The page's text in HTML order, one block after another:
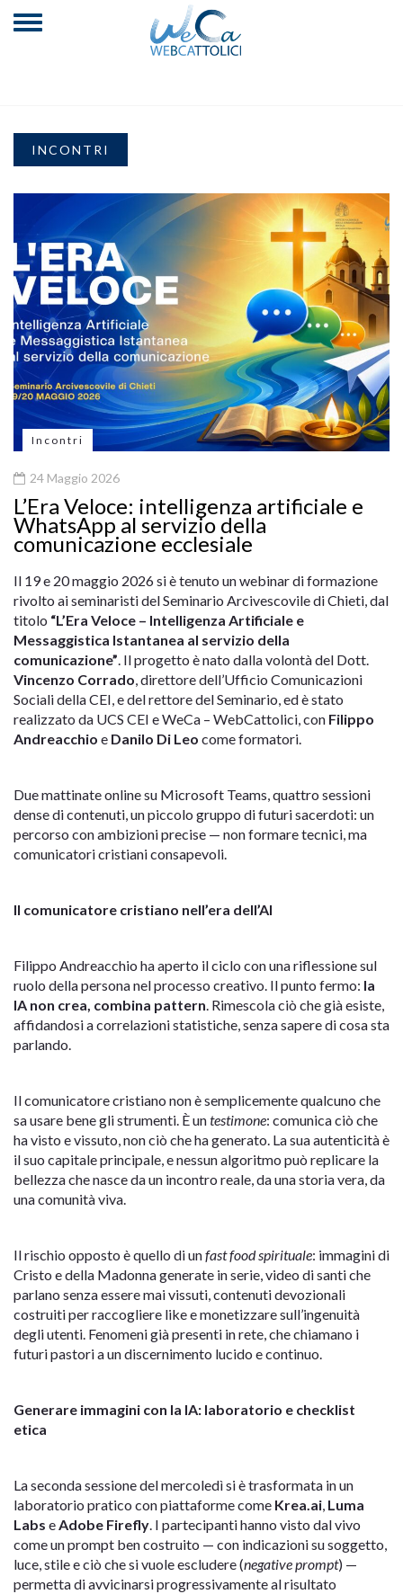
INCONTRI
Incontri
24 Maggio 2026
L’Era Veloce: intelligenza artificiale e
WhatsApp al servizio della
comunicazione ecclesiale
Il 19 e 20 maggio 2026 si è tenuto un webinar di formazione
rivolto ai seminaristi del Seminario Arcivescovile di Chieti, dal
titolo “L’Era Veloce – Intelligenza Artificiale e
Messaggistica Istantanea al servizio della
comunicazione”. Il progetto è nato dalla volontà del Dott.
Vincenzo Corrado, direttore dell’Ufficio Comunicazioni
Sociali della CEI, e del rettore del Seminario, ed è stato
realizzato da UCS CEI e WeCa – WebCattolici, con Filippo
Andreacchio e Danilo Di Leo come formatori.
Due mattinate online su Microsoft Teams, quattro sessioni
dense di contenuti, un piccolo gruppo di futuri sacerdoti: un
percorso con ambizioni precise — non formare tecnici, ma
comunicatori cristiani consapevoli.
Il comunicatore cristiano nell’era dell’AI
Filippo Andreacchio ha aperto il ciclo con una riflessione sul
ruolo della persona nel processo creativo. Il punto fermo: la
IA non crea, combina pattern. Rimescola ciò che già esiste,
affidandosi a correlazioni statistiche, senza sapere di cosa sta
parlando.
Il comunicatore cristiano non è semplicemente qualcuno che
sa usare bene gli strumenti. È untestimone: comunica ciò che
ha visto e vissuto, non ciò che ha generato. La sua autenticità è
il suo capitale principale, e nessun algoritmo può replicare la
bellezza che nasce da un incontro reale, da una storia vera, da
una comunità viva.
Il rischio opposto è quello di unfast food spirituale: immagini di
Cristo e della Madonna generate in serie, video di santi che
parlano senza essere mai vissuti, contenuti devozionali
costruiti per raccogliere like e monetizzare sull’ingenuità
degli utenti. Fenomeni già presenti in rete, che chiamano i
futuri pastori a un discernimento lucido e continuo.
Generare immagini con la IA: laboratorio e checklist
etica
La seconda sessione del mercoledì si è trasformata in un
laboratorio pratico con piattaforme come Krea.ai, Luma
Labs eAdobe Firefly. I partecipanti hanno visto dal vivo
come un prompt ben costruito — con indicazioni su soggetto,
luce, stile e ciò che si vuole escludere (negative prompt) —
permetta di avvicinarsi progressivamente al risultato